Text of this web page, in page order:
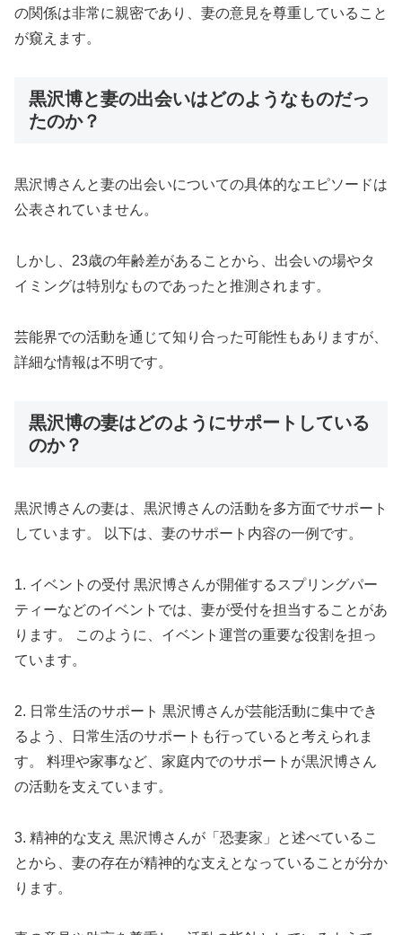
の関係は非常に親密であり、妻の意見を尊重していること
が窺えます。
黒沢博と妻の出会いはどのようなものだっ
たのか？
黒沢博さんと妻の出会いについての具体的なエピソードは
公表されていません。
しかし、23歳の年齢差があることから、出会いの場やタ
イミングは特別なものであったと推測されます。
芸能界での活動を通じて知り合った可能性もありますが、
詳細な情報は不明です。
黒沢博の妻はどのようにサポートしている
のか？
黒沢博さんの妻は、黒沢博さんの活動を多方面でサポート
しています。 以下は、妻のサポート内容の一例です。
1. イベントの受付 黒沢博さんが開催するスプリングパー
ティーなどのイベントでは、妻が受付を担当することがあ
ります。 このように、イベント運営の重要な役割を担っ
ています。
2. 日常生活のサポート 黒沢博さんが芸能活動に集中でき
るよう、日常生活のサポートも行っていると考えられま
す。 料理や家事など、家庭内でのサポートが黒沢博さん
の活動を支えています。
3. 精神的な支え 黒沢博さんが「恐妻家」と述べているこ
とから、妻の存在が精神的な支えとなっていることが分か
ります。